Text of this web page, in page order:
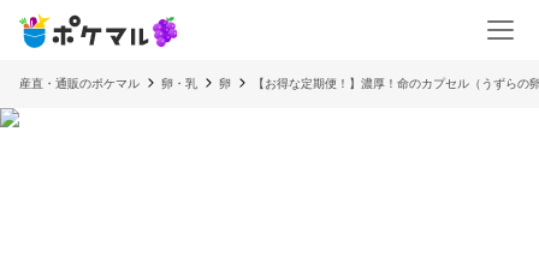
産直・通販のポケマル 卵・乳 卵 【お得な定期便！】濃厚！命のカプセル（うずらの